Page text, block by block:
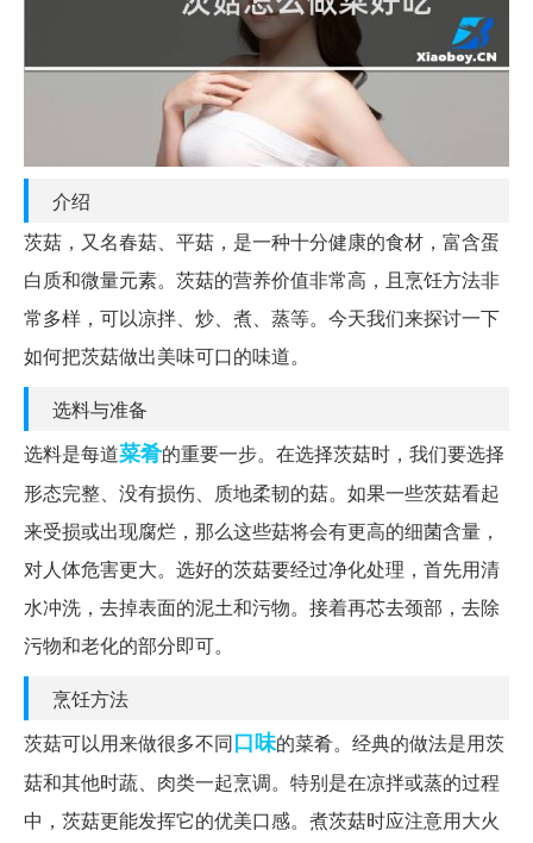
介绍
茨菇，又名春菇、平菇，是一种十分健康的食材，富含蛋
白质和微量元素。茨菇的营养价值非常高，且烹饪方法非
常多样，可以凉拌、炒、煮、蒸等。今天我们来探讨一下
如何把茨菇做出美味可口的味道。
选料与准备
选料是每道菜肴的重要一步。在选择茨菇时，我们要选择
形态完整、没有损伤、质地柔韧的菇。如果一些茨菇看起
来受损或出现腐烂，那么这些菇将会有更高的细菌含量，
对人体危害更大。选好的茨菇要经过净化处理，首先用清
水冲洗，去掉表面的泥土和污物。接着再芯去颈部，去除
污物和老化的部分即可。
烹饪方法
茨菇可以用来做很多不同口味的菜肴。经典的做法是用茨
菇和其他时蔬、肉类一起烹调。特别是在凉拌或蒸的过程
中，茨菇更能发挥它的优美口感。煮茨菇时应注意用大火